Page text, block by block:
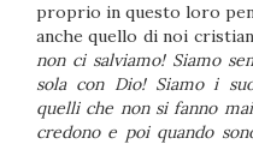
proprio in questo loro
anche quello di noi
non ci salviamo! Siamo
sola con Dio! Siamo i
quelli che non si fanno
credono e poi quando